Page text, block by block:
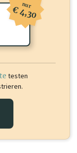
nur
€ 4,30
testen